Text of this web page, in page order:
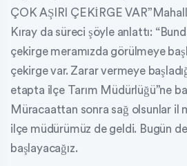
ÇOK AŞIRI ÇEKİRGE
Kıray da süreci şöyle anlattı:
çekirge meramızda görülmeye
çekirge var. Zarar vermeye
etapta ilçe Tarım Müdürlüğü”ne
Müracaattan sonra sağ olsunlar il
ilçe müdürümüz de geldi. Bugün
başlayacağız.